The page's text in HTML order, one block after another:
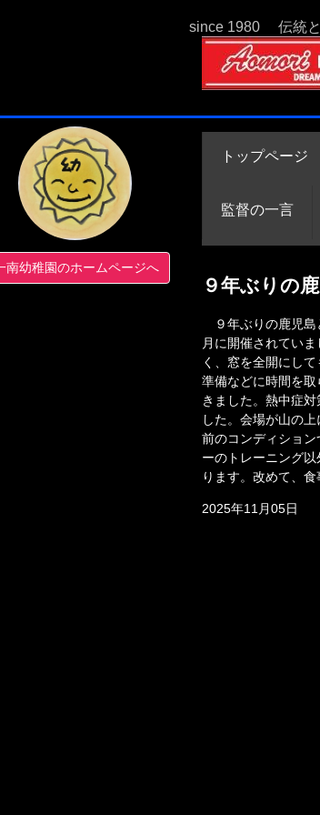
since 1980 伝統
南幼稚園のホームページへ
トップページ
監督の一言
９年ぶりの
９年ぶりの鹿児島
月に開催されてい
く、窓を全開にし
準備などに時間を
きました。熱中症
した。会場が山の
前のコンディショ
ーのトレーニング
ります。改めて、
2025年11月05日